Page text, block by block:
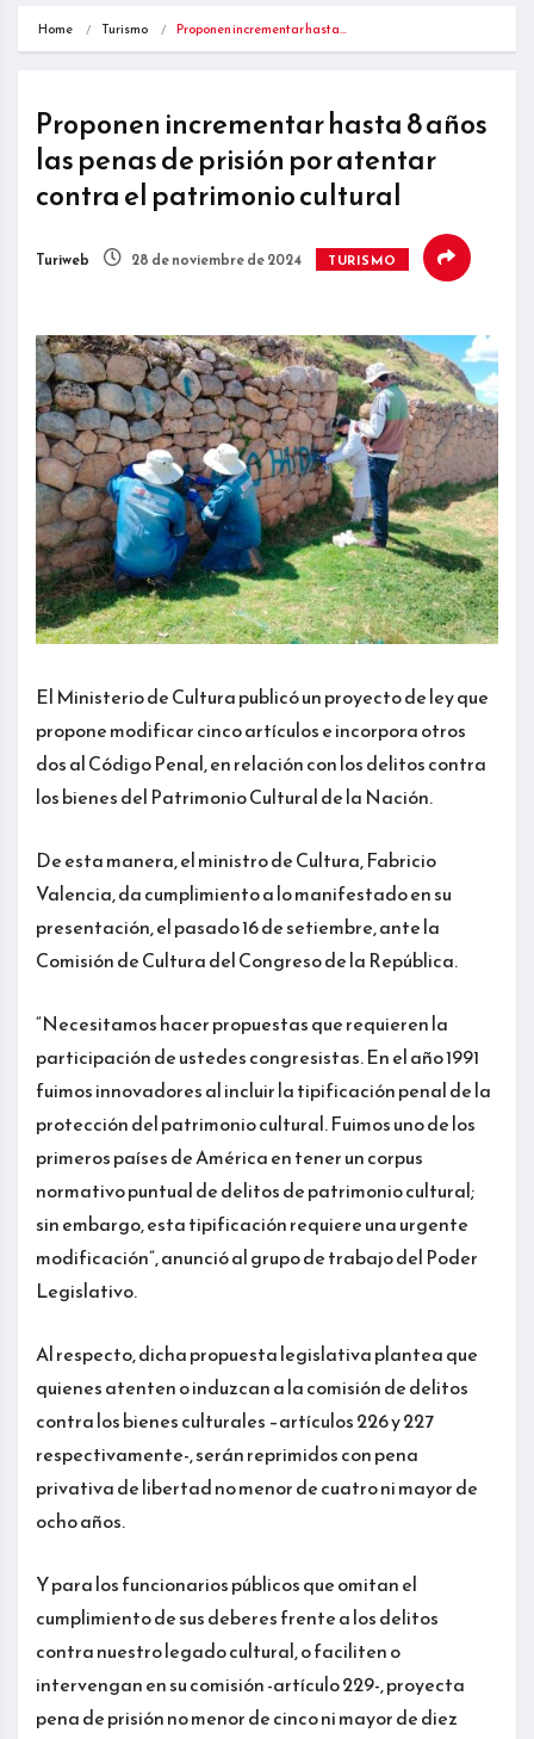
Home Turismo Proponen incrementar hasta…
Proponen incrementar hasta 8 años
las penas de prisión por atentar
contra el patrimonio cultural
Turiweb 28 de noviembre de 2024 TURISMO
El Ministerio de Cultura publicó un proyecto de ley que
propone modificar cinco artículos e incorpora otros
dos al Código Penal, en relación con los delitos contra
los bienes del Patrimonio Cultural de la Nación.
De esta manera, el ministro de Cultura, Fabricio
Valencia, da cumplimiento a lo manifestado en su
presentación, el pasado 16 de setiembre, ante la
Comisión de Cultura del Congreso de la República.
“Necesitamos hacer propuestas que requieren la
participación de ustedes congresistas. En el año 1991
fuimos innovadores al incluir la tipificación penal de la
protección del patrimonio cultural. Fuimos uno de los
primeros países de América en tener un corpus
normativo puntual de delitos de patrimonio cultural;
sin embargo, esta tipificación requiere una urgente
modificación”, anunció al grupo de trabajo del Poder
Legislativo.
Al respecto, dicha propuesta legislativa plantea que
quienes atenten o induzcan a la comisión de delitos
contra los bienes culturales –artículos 226 y 227
respectivamente-, serán reprimidos con pena
privativa de libertad no menor de cuatro ni mayor de
ocho años.
Y para los funcionarios públicos que omitan el
cumplimiento de sus deberes frente a los delitos
contra nuestro legado cultural, o faciliten o
intervengan en su comisión -artículo 229-, proyecta
pena de prisión no menor de cinco ni mayor de diez